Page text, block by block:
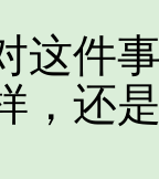
件事
，还